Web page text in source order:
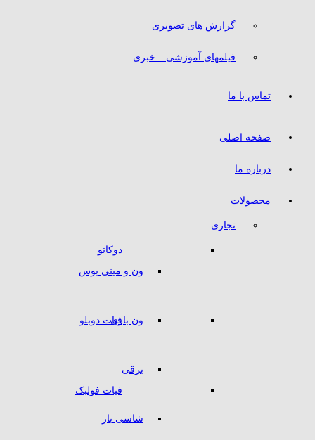
گزارش های تصویری
فیلمهای آموزشی – خبری
تماس با ما
صفحه اصلی
درباره ما
محصولات
تجاری
دوکاتو
ون و مینی بوس
ون باری
برقی
شاسی بار
فیات دوبلو
فیات فولبک